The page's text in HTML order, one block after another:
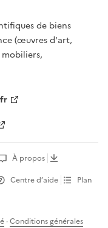
de biens
(œuvres d'art,
À propos
Centre d’aide
Plan
·Conditions générales